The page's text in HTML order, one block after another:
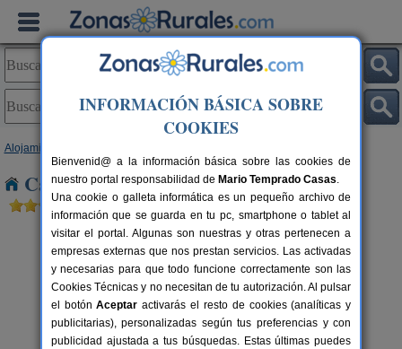
Alojamientos
Casas Rurales cerca de Talamantes
6+4 pers.
desde35 €
Casa Rural Cuenta La Leyenda
Bulbuente (Zaragoza)
INFORMACIÓN BÁSICA SOBRE
COOKIES
Bienvenid@ a la información básica sobre las cookies de
nuestro portal responsabilidad de Mario Temprado Casas.
Una cookie o galleta informática es un pequeño archivo de
información que se guarda en tu pc, smartphone o tablet al
visitar el portal. Algunas son nuestras y otras pertenecen a
empresas externas que nos prestan servicios. Las activadas
y necesarias para que todo funcione correctamente son las
Cookies Técnicas y no necesitan de tu autorización. Al pulsar
el botónAceptar activarás el resto de cookies (analíticas y
publicitarias), personalizadas según tus preferencias y con
publicidad ajustada a tus búsquedas. Estas últimas puedes